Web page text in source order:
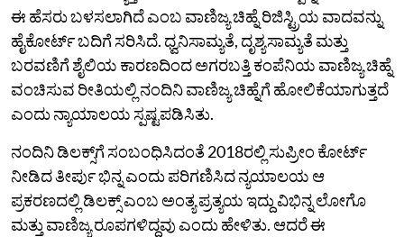
ಈ ಹೆಸರು ಬಳಸಲಾಗಿದೆ ಎಂಬ ವಾಣಿಜ್ಯ ಚಿಹ್ನೆ ರಿಜಿಸ್ಟ್ರಿಯ ವಾದವನ್ನು
ಹೈಕೋರ್ಟ್‌ ಬದಿಗೆ ಸರಿಸಿದೆ. ಧ್ವನಿಸಾಮ್ಯತೆ, ದೃಶ್ಯಸಾಮ್ಯತೆ ಮತ್ತು
ಬರವಣಿಗೆ ಶೈಲಿಯ ಕಾರಣದಿಂದ ಅಗರಬತ್ತಿ ಕಂಪೆನಿಯ ವಾಣಿಜ್ಯ ಚಿಹ್ನೆ
ವಂಚಿಸುವ ರೀತಿಯಲ್ಲಿ ನಂದಿನಿ ವಾಣಿಜ್ಯ ಚಿಹ್ನೆಗೆ ಹೋಲಿಕೆಯಾಗುತ್ತದೆ
ಎಂದು ನ್ಯಾಯಾಲಯ ಸ್ಪಷ್ಟಪಡಿಸಿತು.
ನಂದಿನಿ ಡಿಲಕ್ಸ್‌ಗೆ ಸಂಬಂಧಿಸಿದಂತೆ 2018ರಲ್ಲಿ ಸುಪ್ರೀಂ ಕೋರ್ಟ್‌
ನೀಡಿದ ತೀರ್ಪು ಭಿನ್ನ ಎಂದು ಪರಿಗಣಿಸಿದ ನ್ಯಯಾಲಯ ಆ
ಪ್ರಕರಣದಲ್ಲಿ ಡಿಲಕ್ಸ್‌ ಎಂಬ ಅಂತ್ಯ ಪ್ರತ್ಯಯ ಇದ್ದು ವಿಭಿನ್ನ ಲೋಗೊ
ಮತ್ತು ವಾಣಿಜ್ಯ ರೂಪಗಳಿದ್ದವು ಎಂದು ಹೇಳಿತು. ಆದರೆ ಈ